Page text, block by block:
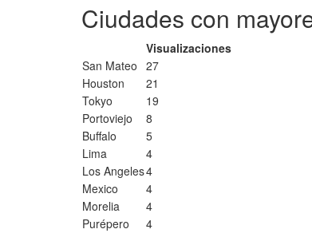
Ciudades con
Visualizaciones
San Mateo 27
Houston
21
Tokyo
19
Portoviejo
8
Buffalo
5
Lima
4
Los Angeles4
Mexico
4
Morelia
4
Purépero
4